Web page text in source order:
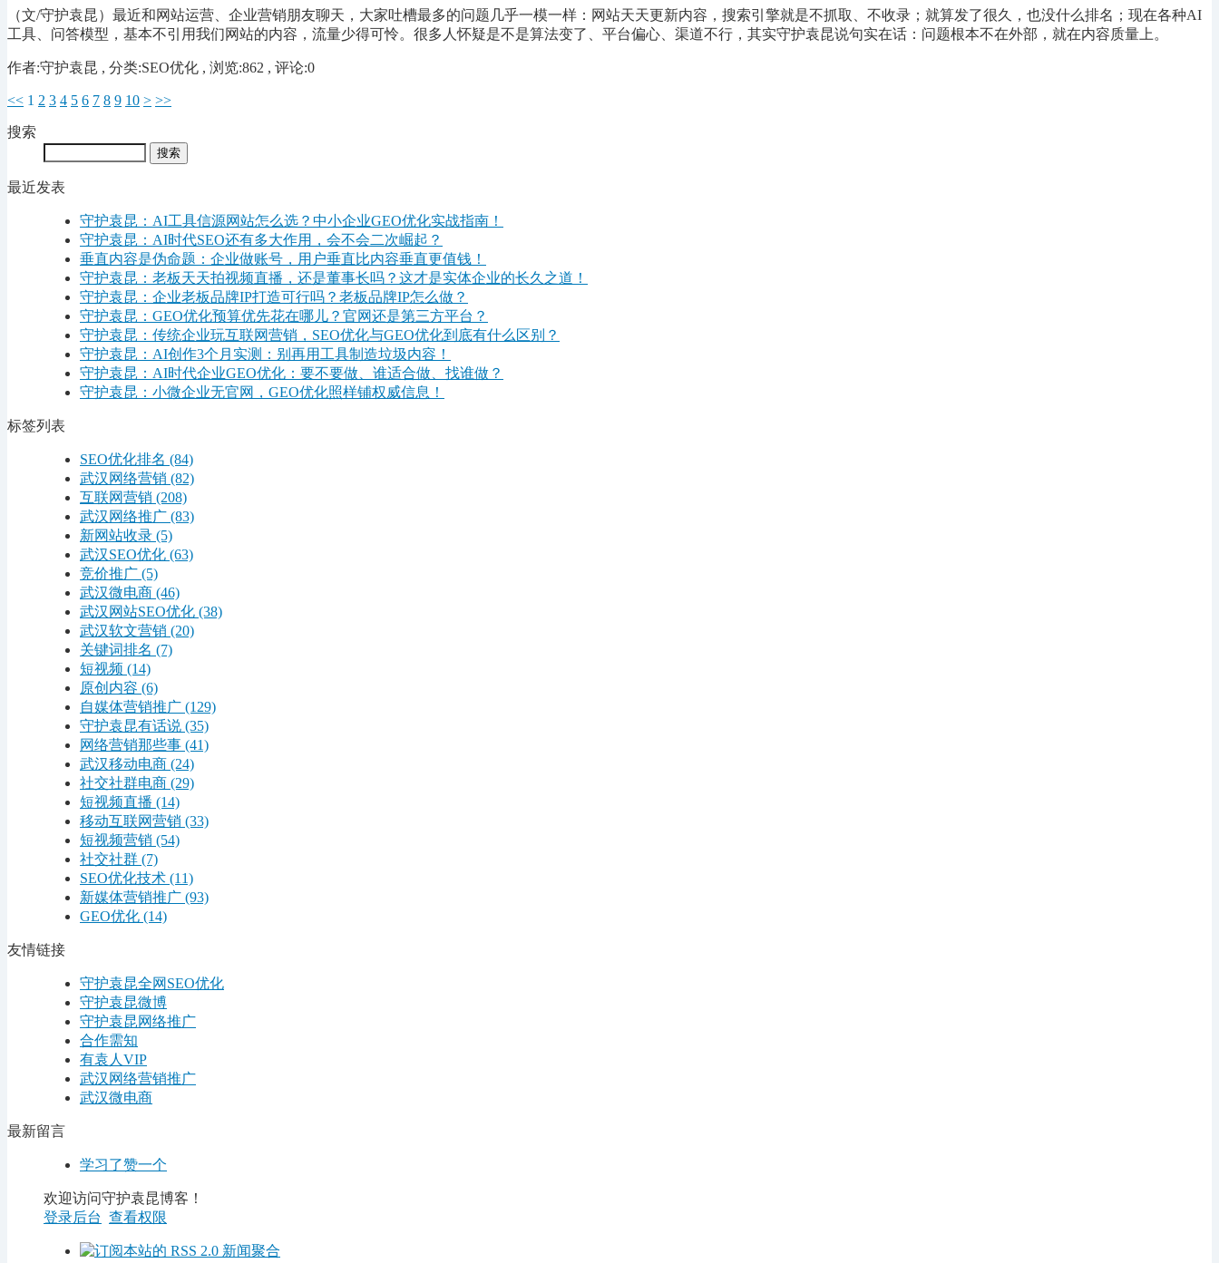
（文/守护袁昆）最近和网站运营、企业营销朋友聊天，大家吐槽最多的问题几乎一模一样：网站天天更新内容，搜索引擎就是不抓取、不收录；就算发了很久，也没什么排名；现在各种AI
工具、问答模型，基本不引用我们网站的内容，流量少得可怜。很多人怀疑是不是算法变了、平台偏心、渠道不行，其实守护袁昆说句实在话：问题根本不在外部，就在内容质量上。
作者:守护袁昆 , 分类:SEO优化 , 浏览:862 , 评论:0
<< 1 2 3 4 5 6 7 8 9 10 > >>
搜索
最近发表
守护袁昆：AI工具信源网站怎么选？中小企业GEO优化实战指南！
守护袁昆：AI时代SEO还有多大作用，会不会二次崛起？
垂直内容是伪命题：企业做账号，用户垂直比内容垂直更值钱！
守护袁昆：老板天天拍视频直播，还是董事长吗？这才是实体企业的长久之道！
守护袁昆：企业老板品牌IP打造可行吗？老板品牌IP怎么做？
守护袁昆：GEO优化预算优先花在哪儿？官网还是第三方平台？
守护袁昆：传统企业玩互联网营销，SEO优化与GEO优化到底有什么区别？
守护袁昆：AI创作3个月实测：别再用工具制造垃圾内容！
守护袁昆：AI时代企业GEO优化：要不要做、谁适合做、找谁做？
守护袁昆：小微企业无官网，GEO优化照样铺权威信息！
标签列表
SEO优化排名 (84)
武汉网络营销 (82)
互联网营销 (208)
武汉网络推广 (83)
新网站收录 (5)
武汉SEO优化 (63)
竞价推广 (5)
武汉微电商 (46)
武汉网站SEO优化 (38)
武汉软文营销 (20)
关键词排名 (7)
短视频 (14)
原创内容 (6)
自媒体营销推广 (129)
守护袁昆有话说 (35)
网络营销那些事 (41)
武汉移动电商 (24)
社交社群电商 (29)
短视频直播 (14)
移动互联网营销 (33)
短视频营销 (54)
社交社群 (7)
SEO优化技术 (11)
新媒体营销推广 (93)
GEO优化 (14)
友情链接
守护袁昆全网SEO优化
守护袁昆微博
守护袁昆网络推广
合作需知
有袁人VIP
武汉网络营销推广
武汉微电商
最新留言
学习了赞一个
欢迎访问守护袁昆博客！
登录后台 查看权限